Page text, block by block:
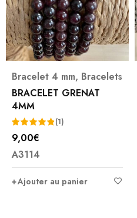
Bracelet 4 mm, Bracelets
BRACELET GRENAT
4MM
Note5.00
sur 5
(1)
9,00€
A3114
Ajouter au panier